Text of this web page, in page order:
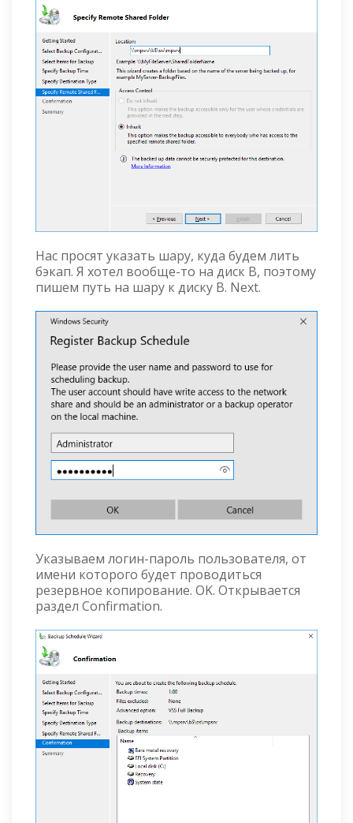
Нас просят указать шару, куда будем лить
бэкап. Я хотел вообще-то на диск B, поэтому
пишем путь на шару к диску B. Next.
Указываем логин-пароль пользователя, от
имени которого будет проводиться
резервное копирование. OK. Открывается
раздел Confirmation.